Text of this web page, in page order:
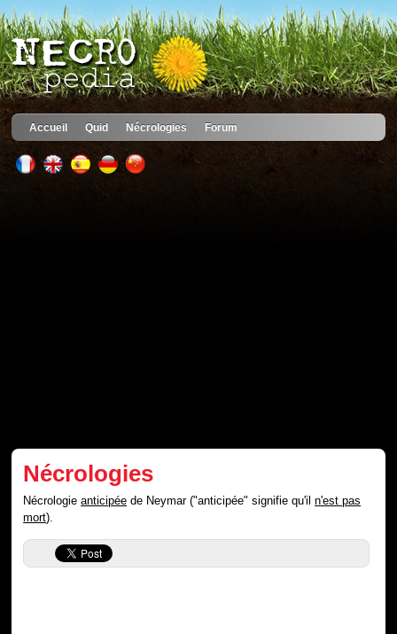
Accueil Quid Nécrologies Forum
Nécrologies
Nécrologieanticipée de Neymar ("anticipée" signifie qu'iln'est pas
mort).